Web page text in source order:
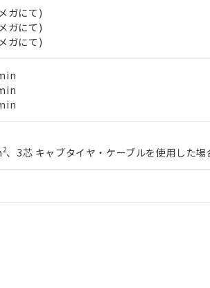
ガにて)
ガにて)
ガにて)
2、3芯 キャブタイヤ・ケーブルを使用した場
もので、過去に遡って非含有を証明するも
質の対応では、対応完了までの期間は出
ておりました。
いることから、特段のことがない限り、